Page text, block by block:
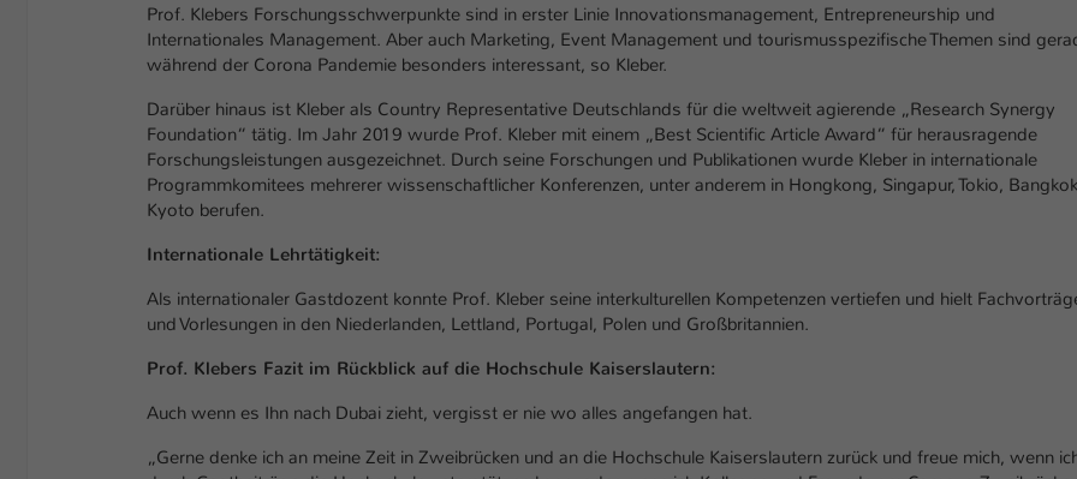
Prof. Klebers Forschungsschwerpunkte sind in erster Linie Innovationsmanagement, Entrepreneurship und
Internationales Management. Aber auch Marketing, Event Management und tourismusspezifische Themen sind
während der Corona Pandemie besonders interessant, so Kleber.
Darüber hinaus ist Kleber als Country Representative Deutschlands für die weltweit agierende „Research Synergy
Foundation“ tätig. Im Jahr 2019 wurde Prof. Kleber mit einem „Best Scientific Article Award“ für herausragende
Forschungsleistungen ausgezeichnet. Durch seine Forschungen und Publikationen wurde Kleber in internationale
Programmkomitees mehrerer wissenschaftlicher Konferenzen, unter anderem in Hongkong, Singapur, Tokio,
Kyoto berufen.
Internationale Lehrtätigkeit:
Als internationaler Gastdozent konnte Prof. Kleber seine interkulturellen Kompetenzen vertiefen und hielt
und Vorlesungen in den Niederlanden, Lettland, Portugal, Polen und Großbritannien.
Prof. Klebers Fazit im Rückblick auf die Hochschule Kaiserslautern:
Auch wenn es Ihn nach Dubai zieht, vergisst er nie wo alles angefangen hat.
„Gerne denke ich an meine Zeit in Zweibrücken und an die Hochschule Kaiserslautern zurück und freue mich, wenn
Zweck
Dieses Cookie ist ein Standard-Session-Cookie
von TYPO3. Es speichert im Fall eines Intranet-
Benutzer wiedererkannt werden und es wird
ihm Zugang zu geschützten Bereichen gewährt.
Laufzeit 1 Tag
Dieser Cookie teilt der Webseite mit, ob ein
Rechte besitzt diese zu verwalten.